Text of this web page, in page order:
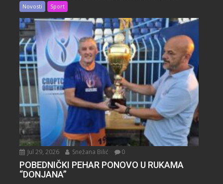
Novosti Sport
Jul 29, 2026 Snežana Bilić 0
POBEDNIČKI PEHAR PONOVO U RUKAMA
“DONJANA”